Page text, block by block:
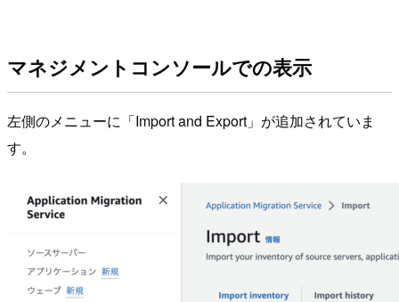
マネジメントコンソールでの表示
左側のメニューに「Import and Export」が追加されていま
す。